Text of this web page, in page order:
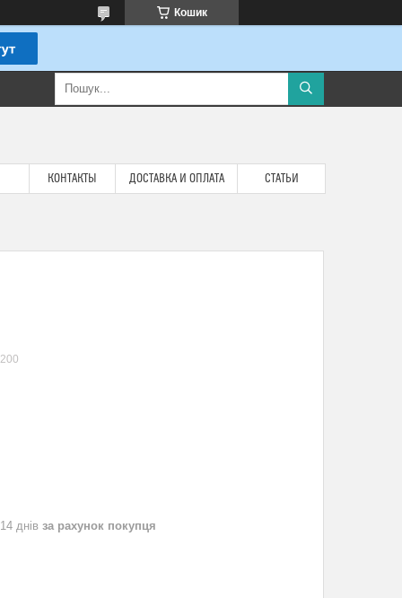
Кошик
КОНТАКТЫ ДОСТАВКА И ОПЛАТА СТАТЬИ
днів за рахунок покупця